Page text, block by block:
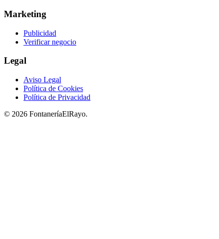
Marketing
Publicidad
Verificar negocio
Legal
Aviso Legal
Política de Cookies
Política de Privacidad
© 2026 FontaneríaElRayo.